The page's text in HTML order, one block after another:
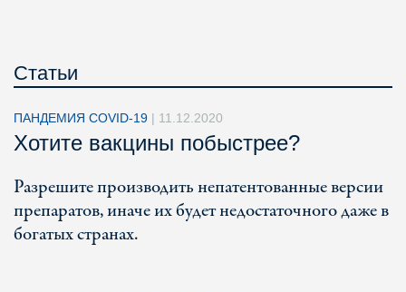
Статьи
ПАНДЕМИЯ COVID-19 | 11.12.2020
Хотите вакцины побыстрее?
Разрешите производить непатентованные версии
препаратов, иначе их будет недостаточного даже в
богатых странах.